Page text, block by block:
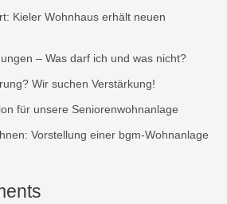
Kieler Wohnhaus erhält neuen
– Was darf ich und was nicht?
Wir suchen Verstärkung!
für unsere Seniorenwohnanlage
Vorstellung einer bgm-Wohnanlage